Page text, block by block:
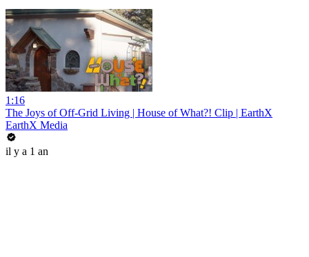
1:16
The Joys of Off-Grid Living | House of What?! Clip | EarthX
EarthX Media
il y a 1 an